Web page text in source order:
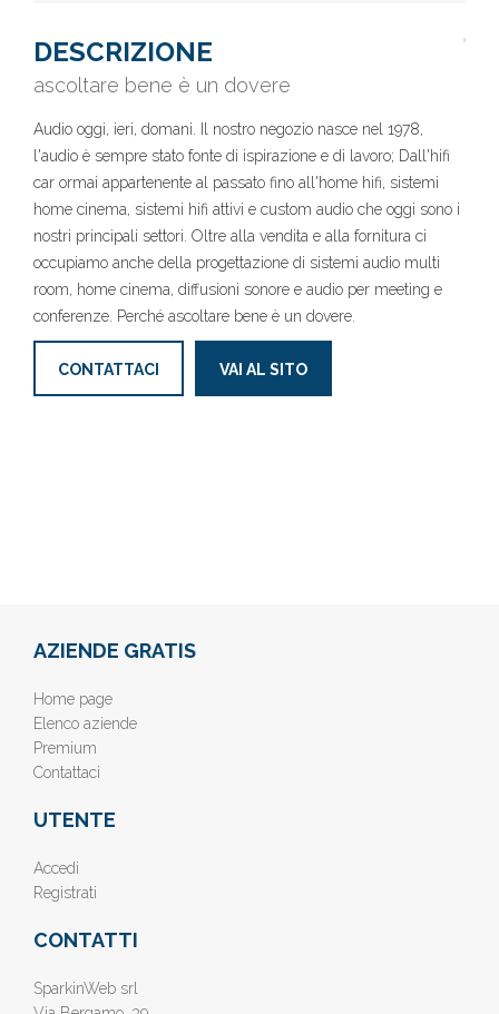
DESCRIZIONE
ascoltare bene è un dovere
Audio oggi, ieri, domani. Il nostro negozio nasce nel 1978,
l'audio è sempre stato fonte di ispirazione e di lavoro; Dall'hifi
car ormai appartenente al passato fino all'home hifi, sistemi
home cinema, sistemi hifi attivi e custom audio che oggi sono i
nostri principali settori. Oltre alla vendita e alla fornitura ci
occupiamo anche della progettazione di sistemi audio multi
room, home cinema, diffusioni sonore e audio per meeting e
conferenze. Perché ascoltare bene è un dovere.
CONTATTACI VAI AL SITO
AZIENDE GRATIS
Home page
Elenco aziende
Premium
Contattaci
UTENTE
Accedi
Registrati
CONTATTI
SparkinWeb srl